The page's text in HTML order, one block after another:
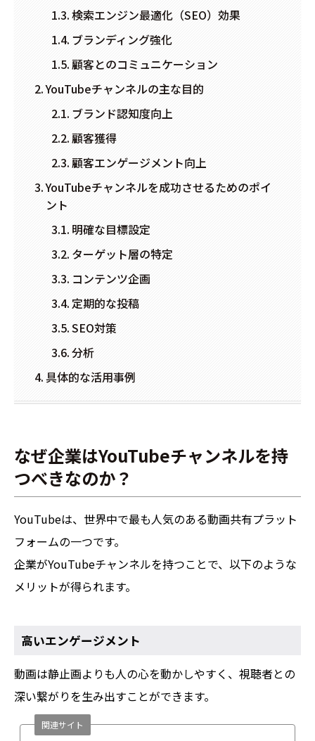
検索エンジン最適化（SEO）効果
ブランディング強化
顧客とのコミュニケーション
YouTubeチャンネルの主な目的
ブランド認知度向上
顧客獲得
顧客エンゲージメント向上
YouTubeチャンネルを成功させるためのポイ
ント
明確な目標設定
ターゲット層の特定
コンテンツ企画
定期的な投稿
SEO対策
分析
具体的な活用事例
なぜ企業はYouTubeチャンネルを持
つべきなのか？
YouTubeは、世界中で最も人気のある動画共有プラット
フォームの一つです。
企業がYouTubeチャンネルを持つことで、以下のような
メリットが得られます。
高いエンゲージメント
動画は静止画よりも人の心を動かしやすく、視聴者との
深い繋がりを生み出すことができます。
関連サイト